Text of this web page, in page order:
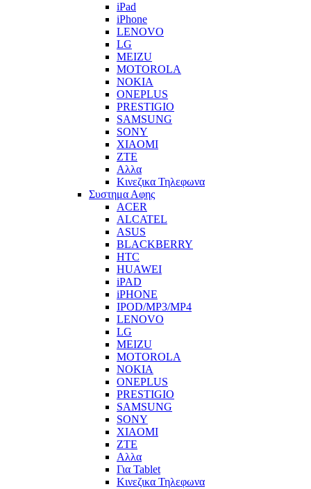
iPad
iPhone
LENOVO
LG
MEIZU
MOTOROLA
NOKIA
ONEPLUS
PRESTIGIO
SAMSUNG
SONY
XIAOMI
ZTE
Αλλα
Κινεζικα Τηλεφωνα
Συστημα Αφης
ACER
ALCATEL
ASUS
BLACKBERRY
HTC
HUAWEI
iPAD
iPHONE
IPOD/MP3/MP4
LENOVO
LG
MEIZU
MOTOROLA
NOKIA
ONEPLUS
PRESTIGIO
SAMSUNG
SONY
XIAOMI
ZTE
Αλλα
Για Tablet
Κινεζικα Τηλεφωνα